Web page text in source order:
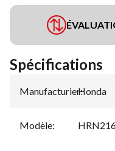
Spécifications
Manufacturier:
Honda
Modèle: